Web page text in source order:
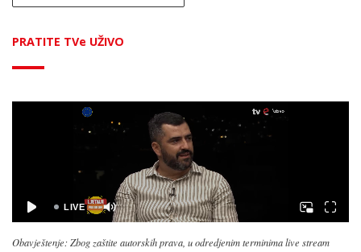
PRATITE TVe UŽIVO
Obavještenje: Zbog zaštite autorskih prava, u odredjenim terminima live stream